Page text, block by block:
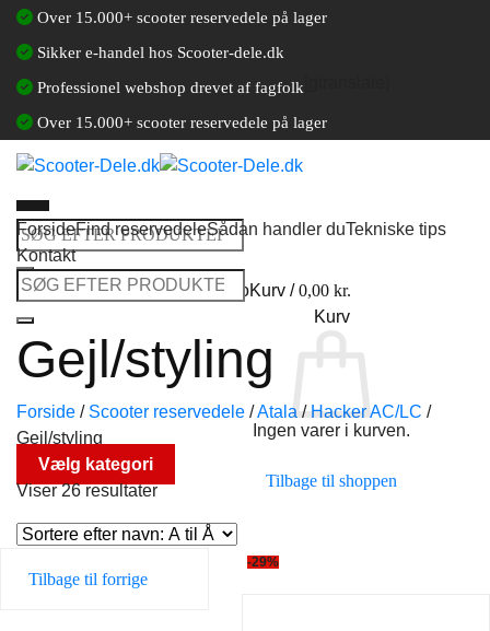
Fortsæt
indhold
Over 15.000+ scooter reservedele på lager
Sikker e-handel hos Scooter-dele.dk
Professionel webshop drevet af fagfolk
Over 15.000+ scooter reservedele på lager
Søg
efter:
Log ind / Opret en kundekontoKurv /0,00 kr.
Kurv
Ingen varer i kurven.
Tilbage til shoppen
ForsideFind reservedeleSådan handler duTekniske tips
Kontakt
Søg
efter:
Gejl/styling
Forside / Scooter reservedele /Atala / Hacker AC/LC /
Gejl/styling
Vælg kategori
Viser 26 resultater
Tilbage til forrige
-29%